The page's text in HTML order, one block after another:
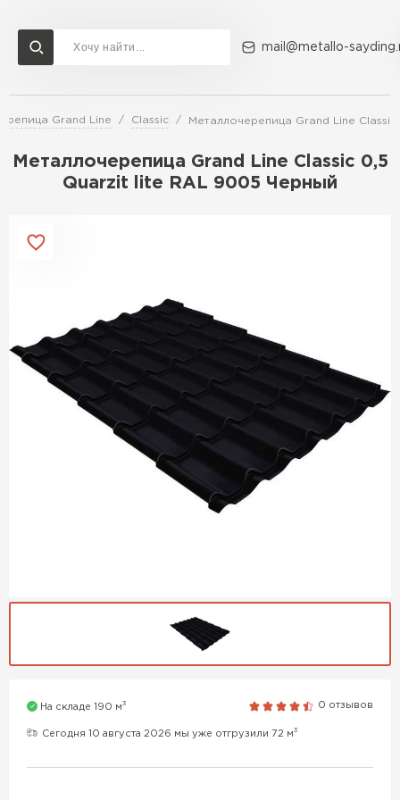
mail@metallo-
Grand Line Classic Металлочерепица Grand Line
Металлочерепица Grand Line Classic 0,5
Quarzit lite RAL 9005 Черный
На складе 190 м3 0 отзывов
Сегодня 10 августа 2026 мы уже отгрузили 72 м3
Доставка и оплата Акции О компании Контакты
Перейти в каталог